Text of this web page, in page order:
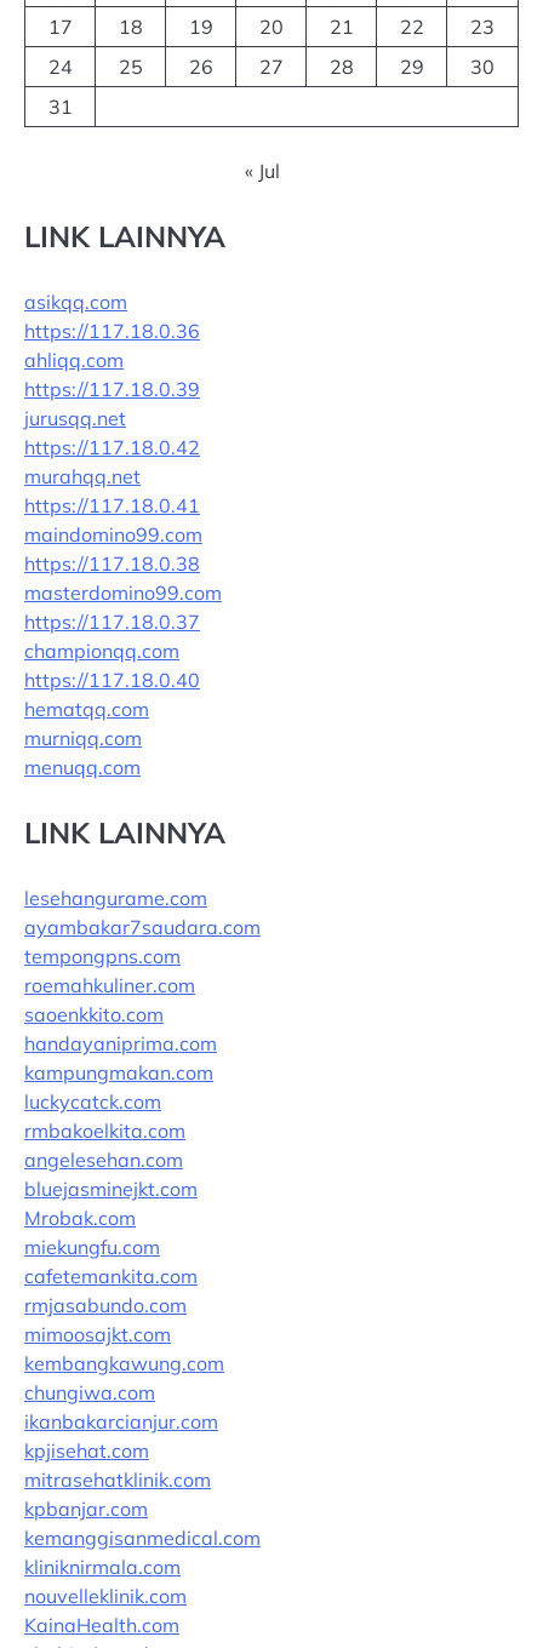
17
18 19 20 21 22
23
24
25 26 27 28 29
30
31
« Jul
LINK LAINNYA
asikqq.com
https://117.18.0.36
ahliqq.com
https://117.18.0.39
jurusqq.net
https://117.18.0.42
murahqq.net
https://117.18.0.41
maindomino99.com
https://117.18.0.38
masterdomino99.com
https://117.18.0.37
championqq.com
https://117.18.0.40
hematqq.com
murniqq.com
menuqq.com
LINK LAINNYA
lesehangurame.com
ayambakar7saudara.com
tempongpns.com
roemahkuliner.com
saoenkkito.com
handayaniprima.com
kampungmakan.com
luckycatck.com
rmbakoelkita.com
angelesehan.com
bluejasminejkt.com
Mrobak.com
miekungfu.com
cafetemankita.com
rmjasabundo.com
mimoosajkt.com
kembangkawung.com
chungiwa.com
ikanbakarcianjur.com
kpjisehat.com
mitrasehatklinik.com
kpbanjar.com
kemanggisanmedical.com
kliniknirmala.com
nouvelleklinik.com
KainaHealth.com